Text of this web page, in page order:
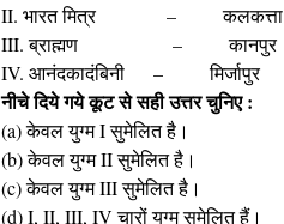
II. भारत मित्र – कलकत्ता
III. ब्राह्मण – कानपुर
IV. आनंदकादंबिनी – मिर्जापुर
नीचे दिये गये कूट से सही उत्तर चुनिए :
(a) केवल युग्म I सुमेलित है।
(b) केवल युग्म II सुमेलित है।
(c) केवल युग्म III सुमेलित है।
(d) I, II, III, IV चारों युग्म सुमेलित हैं।